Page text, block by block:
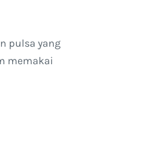
pulsa yang
memakai